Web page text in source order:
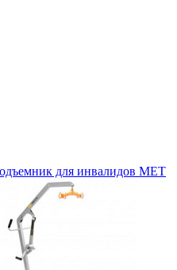
для инвалидов MET